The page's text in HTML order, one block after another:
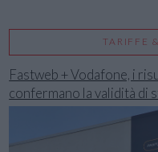
TARIFFE
Fastweb + Vodafone, i
confermano la validità di